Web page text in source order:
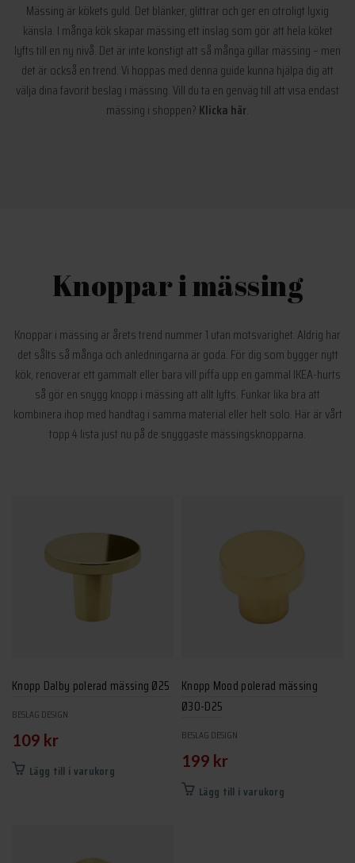
Mässing är kökets guld. Det blänker, glittrar och ger en otroligt lyxig
känsla. I många kök skapar mässing ett inslag som gör att hela köket
lyfts till en ny nivå. Det är inte konstigt att så många gillar mässing – men
det är också en trend. Vi hoppas med denna guide kunna hjälpa dig att
välja dina favorit beslag i mässing. Vill du ta en genväg till att visa endast
mässing i shoppen? Klicka här.
Knoppar i mässing
Knoppar i mässing är årets trend nummer 1 utan motsvarighet. Aldrig har
det sålts så många och anledningarna är goda. För dig som bygger nytt
kök, renoverar ett gammalt eller bara vill piffa upp en gammal IKEA-hurts
så gör en snygg knopp i mässing att allt lyfts. Funkar lika bra att
kombinera ihop med handtag i samma material eller helt solo. Här är vårt
topp 4 lista just nu på de snyggaste mässingsknopparna.
Knopp Dalby polerad mässing Ø25
BESLAG DESIGN
109 kr
Lägg till i varukorg
Knopp Mood polerad mässing
Ø30-D25
BESLAG DESIGN
199 kr
Lägg till i varukorg